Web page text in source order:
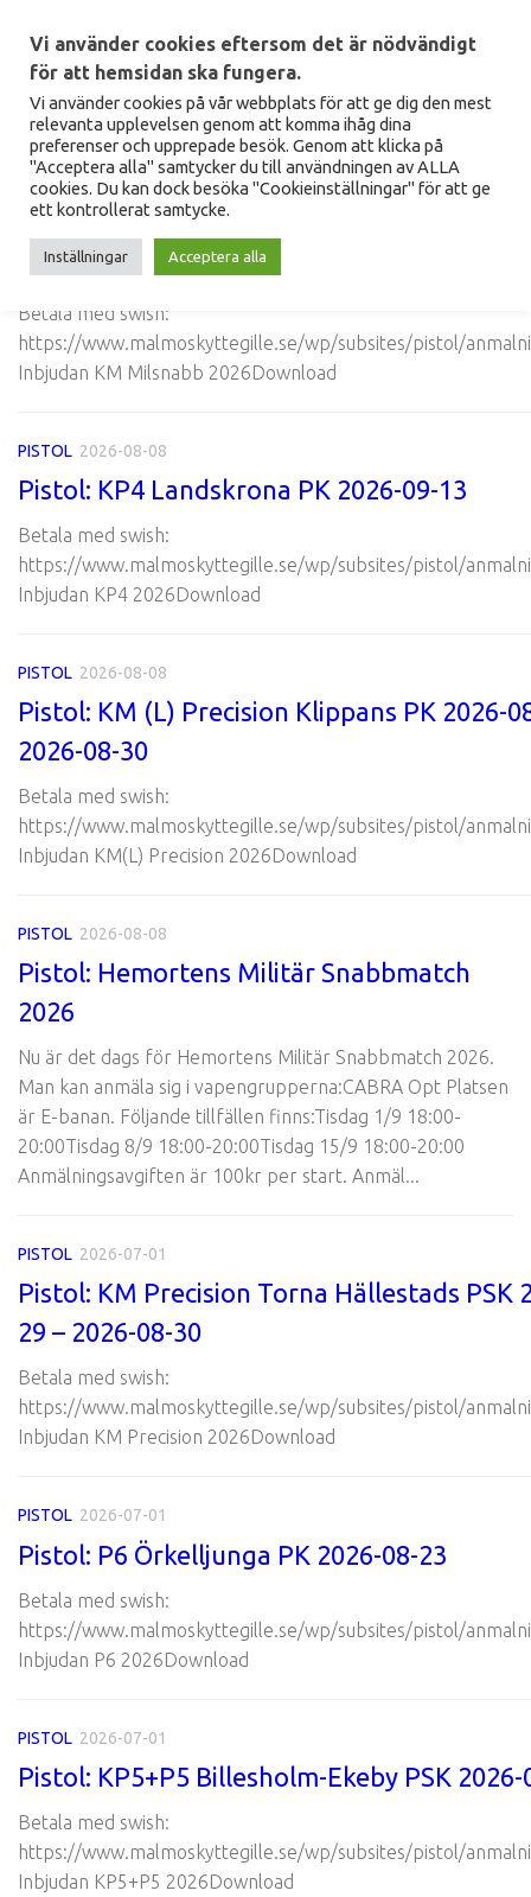
Hoppa till innehåll
MALMÖ SKYTTEGILLENYHETER
Pistol: KM Milsnabb Lunds PK 2026-08-15
Betala med swish:
https://www.malmoskyttegille.se/wp/subsites/pistol/
Inbjudan KM Milsnabb 2026Download
PISTOL 2026-08-08
Pistol: KP4 Landskrona PK 2026-09-13
Betala med swish:
https://www.malmoskyttegille.se/wp/subsites/pistol/
Inbjudan KP4 2026Download
PISTOL 2026-08-08
Pistol: KM (L) Precision Klippans PK 2026-
2026-08-30
Betala med swish:
https://www.malmoskyttegille.se/wp/subsites/pistol/
Inbjudan KM(L) Precision 2026Download
PISTOL 2026-08-08
Pistol: Hemortens Militär Snabbmatch
2026
Nu är det dags för Hemortens Militär Snabbmatch 2026.
Man kan anmäla sig i vapengrupperna:CABRA Opt Platsen
är E-banan. Följande tillfällen finns:Tisdag 1/9 18:00-
20:00Tisdag 8/9 18:00-20:00Tisdag 15/9 18:00-20:00
Anmälningsavgiften är 100kr per start. Anmäl...
PISTOL 2026-07-01
Pistol: KM Precision Torna Hällestads PSK
29 – 2026-08-30
Betala med swish:
https://www.malmoskyttegille.se/wp/subsites/pistol/
Inbjudan KM Precision 2026Download
PISTOL 2026-07-01
Pistol: P6 Örkelljunga PK 2026-08-23
Betala med swish:
https://www.malmoskyttegille.se/wp/subsites/pistol/
Inbjudan P6 2026Download
PISTOL 2026-07-01
Pistol: KP5+P5 Billesholm-Ekeby PSK 2026-
Betala med swish:
https://www.malmoskyttegille.se/wp/subsites/pistol/
Inbjudan KP5+P5 2026Download
Vi använder cookies eftersom det är nödvändigt
för att hemsidan ska fungera.
Vi använder cookies på vår webbplats för att ge dig den mest
relevanta upplevelsen genom att komma ihåg dina
preferenser och upprepade besök. Genom att klicka på
"Acceptera alla" samtycker du till användningen av ALLA
cookies. Du kan dock besöka "Cookieinställningar" för att ge
ett kontrollerat samtycke.
Inställningar Acceptera alla